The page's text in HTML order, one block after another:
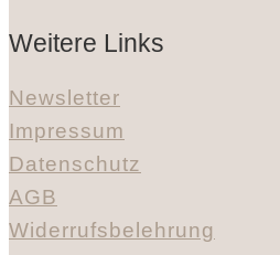
Weitere Links
Newsletter
Impressum
Datenschutz
AGB
Widerrufsbelehrung